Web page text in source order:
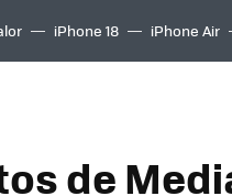
iPhone 18 iPhone Air
de